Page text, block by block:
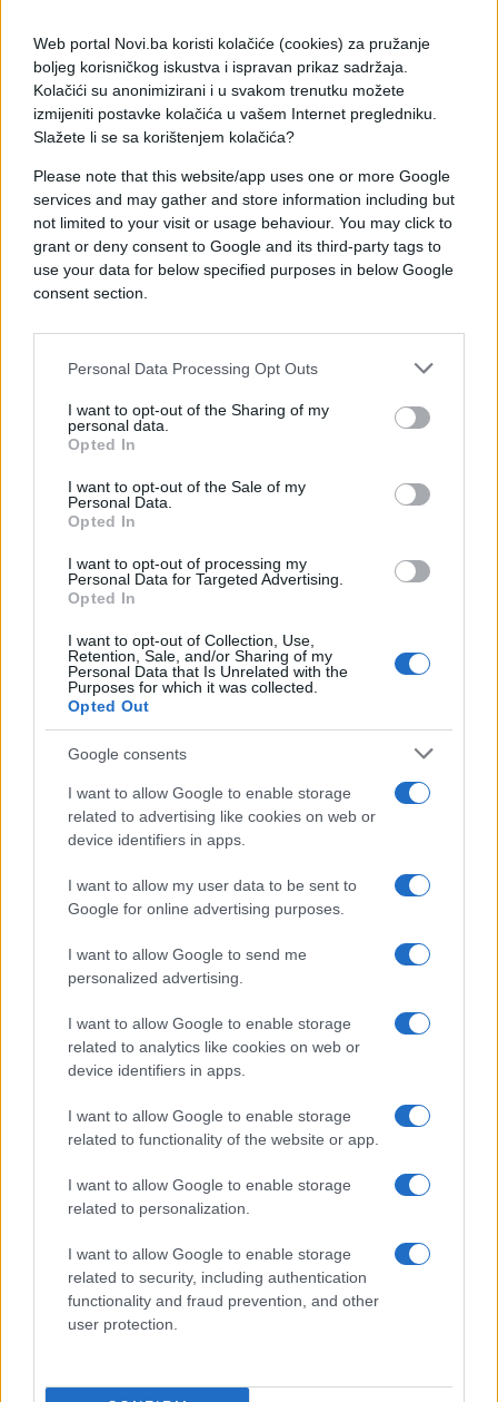
Web portal Novi.ba koristi kolačiće (cookies) za pružanje
boljeg korisničkog iskustva i ispravan prikaz sadržaja.
Kolačići su anonimizirani i u svakom trenutku možete
izmijeniti postavke kolačića u vašem Internet pregledniku.
Slažete li se sa korištenjem kolačića?
Please note that this website/app uses one or more Google
services and may gather and store information including but
not limited to your visit or usage behaviour. You may click to
grant or deny consent to Google and its third-party tags to
use your data for below specified purposes in below Google
consent section.
Personal Data Processing Opt Outs
I want to opt-out of the Sharing of my
personal data.
Opted In
I want to opt-out of the Sale of my
Personal Data.
Opted In
I want to opt-out of processing my
Personal Data for Targeted Advertising.
Opted In
I want to opt-out of Collection, Use,
Retention, Sale, and/or Sharing of my
Personal Data that Is Unrelated with the
Purposes for which it was collected.
Opted Out
Google consents
I want to allow Google to enable storage
related to advertising like cookies on web or
device identifiers in apps.
I want to allow my user data to be sent to
Google for online advertising purposes.
I want to allow Google to send me
personalized advertising.
I want to allow Google to enable storage
related to analytics like cookies on web or
device identifiers in apps.
I want to allow Google to enable storage
related to functionality of the website or app.
I want to allow Google to enable storage
related to personalization.
I want to allow Google to enable storage
related to security, including authentication
functionality and fraud prevention, and other
user protection.
odsječeno.
Samo ove godine Kinu je pogodio niz prirodnih
katastrofa koje su do sada koštale državu 7,5
milijardi dolara.
- Poplave su uzrokovale više od 90 posto gubitaka.
U januaru je Tibet pogodio zemljotres u kojem je
poginulo više od 120 ljudi. Oko 23 miliona ljudi je
pogođeno prirodnim katastrofama ove godine, a
620.000 je evakuisano - prije ovosedmičnih
#Peking #Poplave